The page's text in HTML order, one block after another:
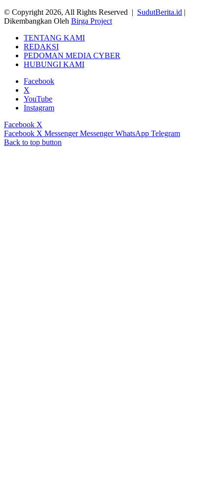
© Copyright 2026, All Rights Reserved | SudutBerita.id |
Dikembangkan Oleh Birga Project
TENTANG KAMI
REDAKSI
PEDOMAN MEDIA CYBER
HUBUNGI KAMI
Facebook
X
YouTube
Instagram
Facebook X
Facebook X Messenger Messenger WhatsApp Telegram
Back to top button